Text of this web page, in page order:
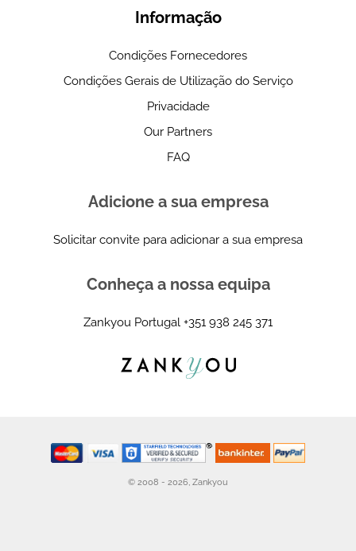
Informação
Condições Fornecedores
Condições Gerais de Utilização do Serviço
Privacidade
Our Partners
FAQ
Adicione a sua empresa
Solicitar convite para adicionar a sua empresa
Conheça a nossa equipa
Zankyou Portugal +351 938 245 371
© 2008 - 2026, Zankyou